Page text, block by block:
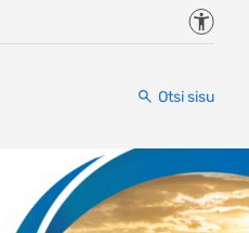
Otsi sisu